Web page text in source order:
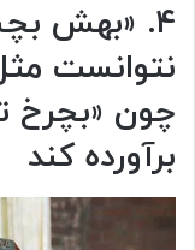
۴. «بهش بچسب» (
نتوانست
چون «بچرخ
برآورده کند